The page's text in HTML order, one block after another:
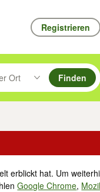
Registrieren
unten durchsuchen
drücken um zu
Ort
Umkreis des gewählten
Finden
erblickt hat. Um
Google Chrome,